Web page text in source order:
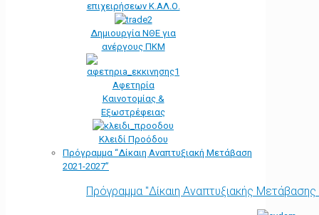
επιχειρήσεων Κ.ΑΛ.Ο.
Δημιουργία ΝΘΕ για
ανέργους ΠΚΜ
Αφετηρία
Kαινοτομίας &
Εξωστρέφειας
Κλειδί Προόδου
Πρόγραμμα “Δίκαιη Αναπτυξιακή Μετάβαση
2021-2027”
Πρόγραμμα "Δίκαιη Αναπτυξιακής